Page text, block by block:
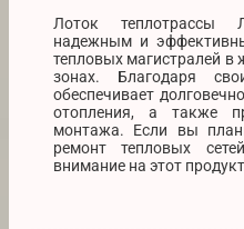
Лоток теплотрассы
надежным и
тепловых магистралей
зонах. Благодаря
обеспечивает
отопления, а также
монтажа. Если вы
ремонт тепловых
внимание на этот